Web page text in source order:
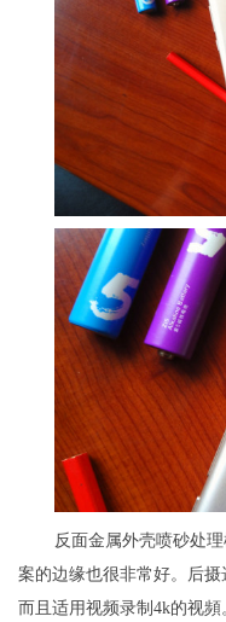
反面金属外壳喷砂处
案的边缘也很非常好。后摄
而且适用视频录制4k的视頻